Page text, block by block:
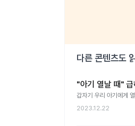
다른 콘텐츠도
"아기 열날 때"
갑자기 우리 아기에게
2023.12.22